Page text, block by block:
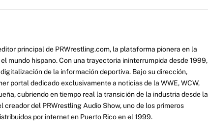
principal de PRWrestling.com, la plataforma pionera en la
mundo hispano. Con una trayectoria ininterrumpida desde 1999,
de la información deportiva. Bajo su dirección,
portal dedicado exclusivamente a noticias de la WWE, WCW,
cubriendo en tiempo real la transición de la industria desde la
del PRWrestling Audio Show, uno de los primeros
por internet en Puerto Rico en el 1999.